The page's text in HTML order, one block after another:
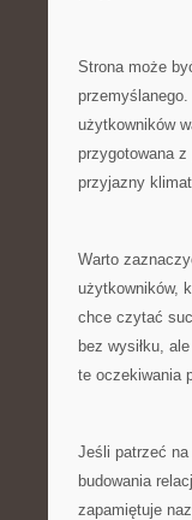
Strona może
użytkowników
przygotowana
przyjazny
Warto
użytkowników,
chce czytać
bez wysiłku,
te oczekiwania
Jeśli patrzeć
budowania
zapamiętuje